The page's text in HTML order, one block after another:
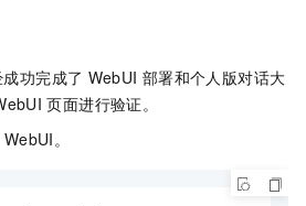
功完成了 WebUI 部署和个人版对话大
页面进行验证。
WebUI。